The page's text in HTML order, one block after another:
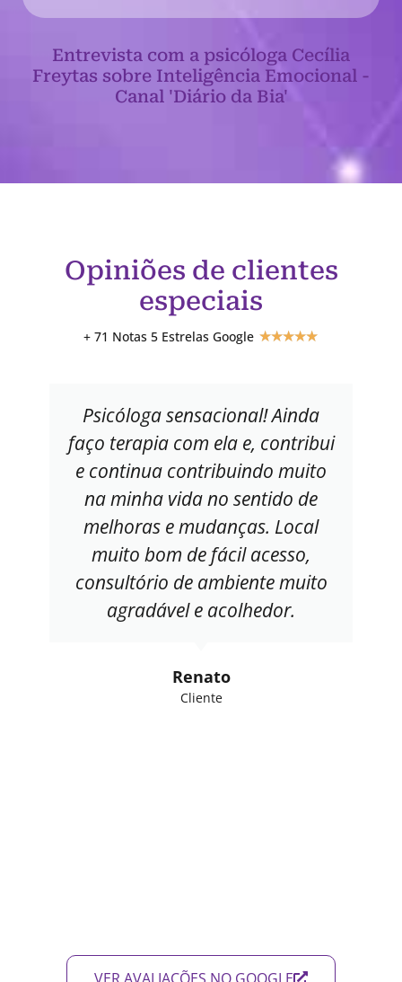
Entrevista com a psicóloga Cecília
Freytas sobre Inteligência Emocional -
Canal 'Diário da Bia'
Opiniões de clientes
especiais
+ 71 Notas 5 Estrelas Google ★★★★★
Psicóloga sensacional! Ainda
faço terapia com ela e, contribui
e continua contribuindo muito
na minha vida no sentido de
melhoras e mudanças. Local
muito bom de fácil acesso,
consultório de ambiente muito
agradável e acolhedor.
Renato
Cliente